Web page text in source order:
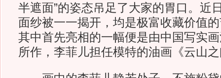
半遮面”的姿态吊足了大家的胃口。近
面纱被一一揭开，均是极富收藏价值
其中首先亮相的一幅便是由中国写实
所作，李菲儿担任模特的油画《云山